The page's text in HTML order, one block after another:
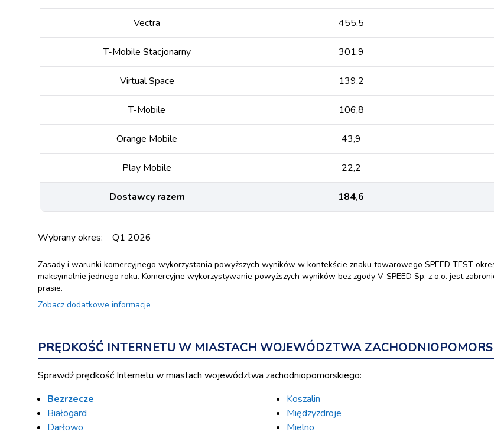
Vectra 455,5
T-Mobile Stacjonarny 301,9
Virtual Space 139,2
T-Mobile 106,8
Orange Mobile 43,9
Play Mobile 22,2
Dostawcy razem 184,6
Wybrany okres: Q1 2026
Zasady i warunki komercyjnego wykorzystania powyższych wyników w kontekście znaku towarowego SPEED TEST
maksymalnie jednego roku. Komercyjne wykorzystywanie powyższych wyników bez zgody V-SPEED Sp. z o.o. jest
prasie.
Zobacz dodatkowe informacje
PRĘDKOŚĆ INTERNETU W MIASTACH WOJEWÓDZTWA
Sprawdź prędkość Internetu w miastach województwa zachodniopomorskiego:
Bezrzecze
Białogard
Darłowo
Koszalin
Międzyzdroje
Mielno